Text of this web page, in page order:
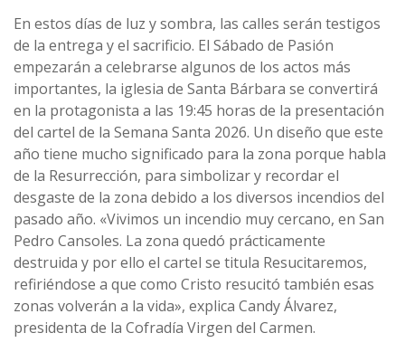
En estos días de luz y sombra, las calles serán testigos
de la entrega y el sacrificio. El Sábado de Pasión
empezarán a celebrarse algunos de los actos más
importantes, la iglesia de Santa Bárbara se convertirá
en la protagonista a las 19:45 horas de la presentación
del cartel de la Semana Santa 2026. Un diseño que este
año tiene mucho significado para la zona porque habla
de la Resurrección, para simbolizar y recordar el
desgaste de la zona debido a los diversos incendios del
pasado año. «Vivimos un incendio muy cercano, en San
Pedro Cansoles. La zona quedó prácticamente
destruida y por ello el cartel se titula Resucitaremos,
refiriéndose a que como Cristo resucitó también esas
zonas volverán a la vida», explica Candy Álvarez,
presidenta de la Cofradía Virgen del Carmen.